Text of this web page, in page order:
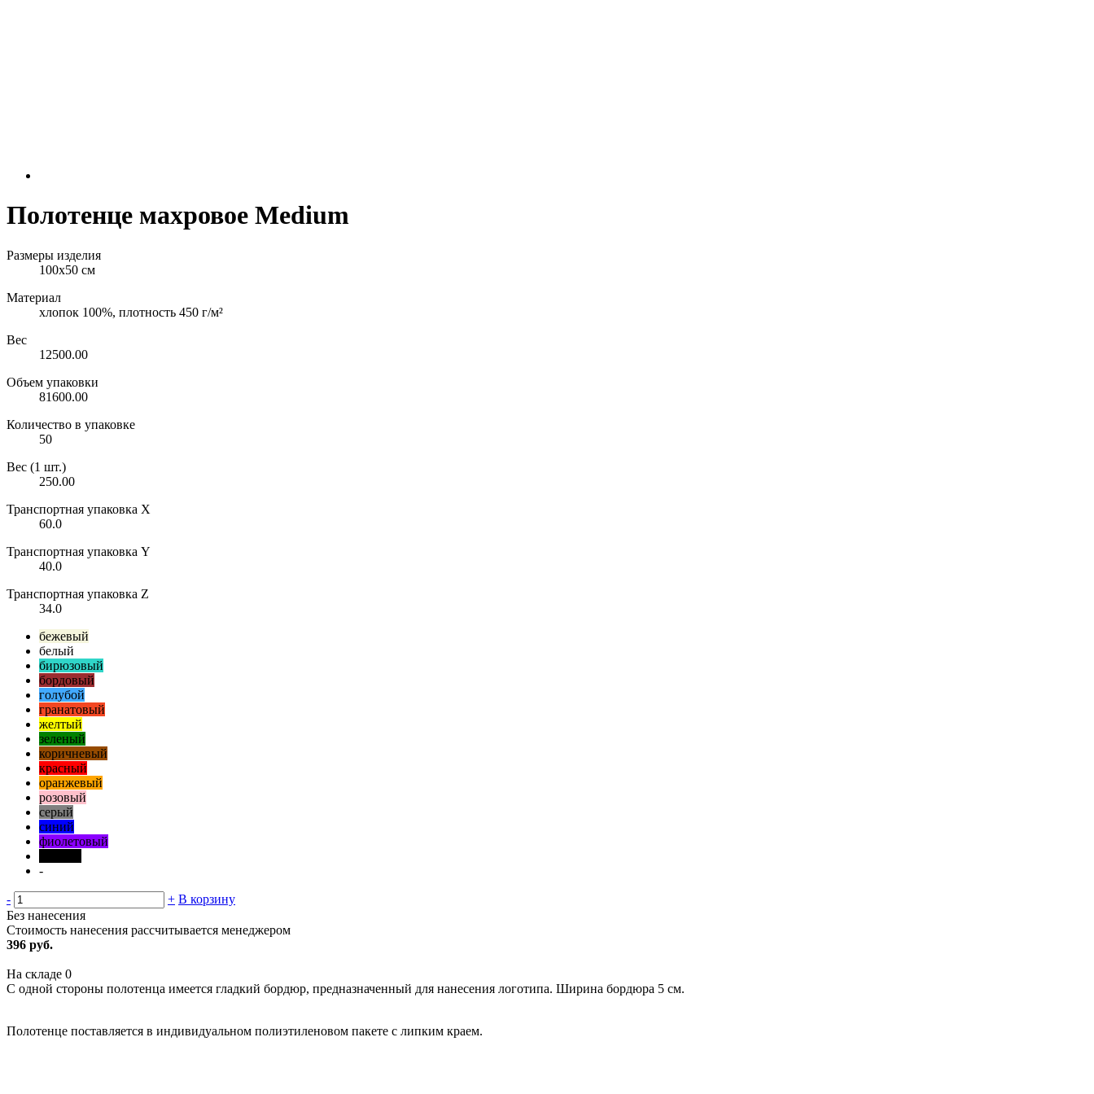
Полотенце махровое Medium
Размеры изделия
100х50 см
Материал
хлопок 100%, плотность 450 г/м²
Вес
12500.00
Объем упаковки
81600.00
Количество в упаковке
50
Вес (1 шт.)
250.00
Транспортная упаковка X
60.0
Транспортная упаковка Y
40.0
Транспортная упаковка Z
34.0
бежевый
белый
бирюзовый
бордовый
голубой
гранатовый
желтый
зеленый
коричневый
красный
оранжевый
розовый
серый
синий
фиолетовый
-
- + В корзину
Без нанесения
Стоимость нанесения рассчитывается менеджером
396 руб.
На складе 0
С одной стороны полотенца имеется гладкий бордюр, предназначенный для нанесения логотипа. Ширина бордюра 5 см.
Полотенце поставляется в индивидуальном полиэтиленовом пакете с липким краем.